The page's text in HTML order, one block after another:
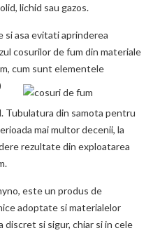
lichid sau gazos.
si asa evitati aprinderea
cosurilor de fum din materiale
cum sunt elementele
Tubulatura din samota pentru
mai multor decenii, la
rezultate din exploatarea
este un produs de
adoptate si materialelor
si sigur, chiar si in cele